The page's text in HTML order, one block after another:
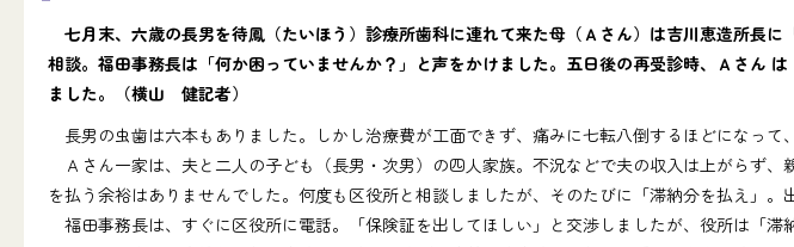
七月末、六歳の長男を待鳳（たいほう）診療所歯科に連れて来た母（Ａさん）は吉川恵造所長
相談。福田事務長は「何か困っていませんか？」と声をかけました。五日後の再受診時、Ａさん
ました。（横山 健記者）
長男の虫歯は六本もありました。しかし治療費が工面できず、痛みに七転八倒するほどになって
Ａさん一家は、夫と二人の子ども（長男・次男）の四人家族。不況などで夫の収入は上がらず
を払う余裕はありませんでした。何度も区役所と相談しましたが、そのたびに「滞納分を払え」
福田事務長は、すぐに区役所に電話。「保険証を出してほしい」と交渉しましたが、役所は「滞